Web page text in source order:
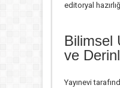
editoryal
Bilimsel
ve
Yayınevi